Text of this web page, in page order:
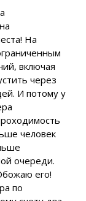
На
включая
через
И потому у
человек
очереди.
его!
по